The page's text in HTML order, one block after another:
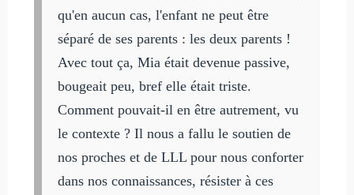
qu'en aucun cas, l'enfant ne peut être
séparé de ses parents : les deux parents !
Avec tout ça, Mia était devenue passive,
bougeait peu, bref elle était triste.
Comment pouvait-il en être autrement, vu
le contexte ? Il nous a fallu le soutien de
nos proches et de LLL pour nous conforter
dans nos connaissances, résister à ces